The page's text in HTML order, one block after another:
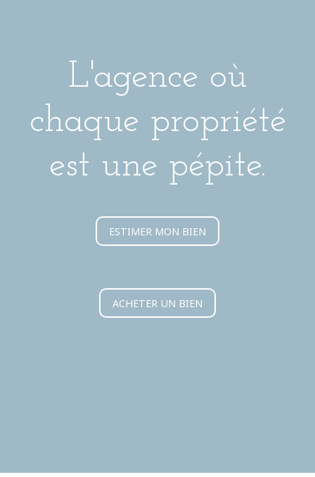
L'agence où
chaque propriété
est une pépite.
ESTIMER MON BIEN
ACHETER UN BIEN